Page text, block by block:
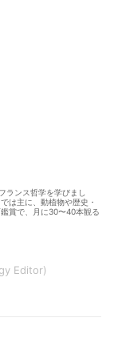
ランス哲学を学びまし
は主に、動植物や歴史・
賞で、月に30〜40本観る
Editor